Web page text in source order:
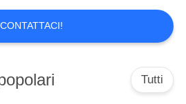
CONTATTACI!
Tutti